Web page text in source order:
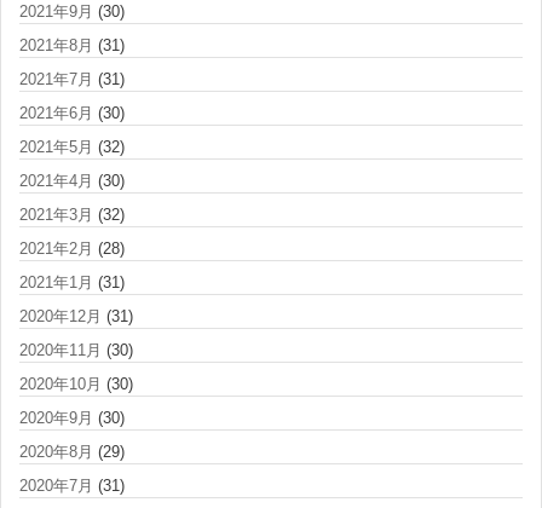
2021年9月 (30)
2021年8月 (31)
2021年7月 (31)
2021年6月 (30)
2021年5月 (32)
2021年4月 (30)
2021年3月 (32)
2021年2月 (28)
2021年1月 (31)
2020年12月 (31)
2020年11月 (30)
2020年10月 (30)
2020年9月 (30)
2020年8月 (29)
2020年7月 (31)